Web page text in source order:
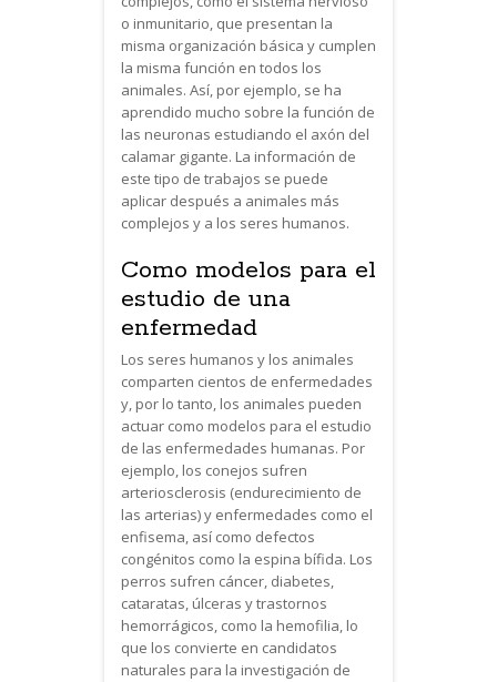
o inmunitario, que presentan la
misma organización básica y cumplen
la misma función en todos los
animales. Así, por ejemplo, se ha
aprendido mucho sobre la función de
las neuronas estudiando el axón del
calamar gigante. La información de
este tipo de trabajos se puede
aplicar después a animales más
complejos y a los seres humanos.
Como modelos para el
estudio de una
enfermedad
Los seres humanos y los animales
comparten cientos de enfermedades
y, por lo tanto, los animales pueden
actuar como modelos para el estudio
de las enfermedades humanas. Por
ejemplo, los conejos sufren
arteriosclerosis (endurecimiento de
las arterias) y enfermedades como el
enfisema, así como defectos
congénitos como la espina bífida. Los
perros sufren cáncer, diabetes,
cataratas, úlceras y trastornos
hemorrágicos, como la hemofilia, lo
que los convierte en candidatos
naturales para la investigación de